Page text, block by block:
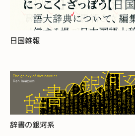
日国雑報
辞書の銀河系